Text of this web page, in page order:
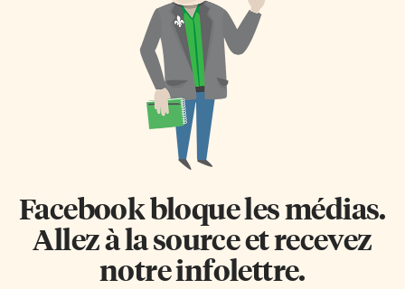
Facebook bloque les médias.
Allez à la source et recevez
notre infolettre.